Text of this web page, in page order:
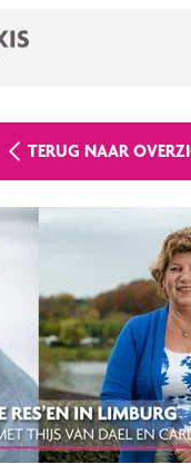
TERUG NAAR